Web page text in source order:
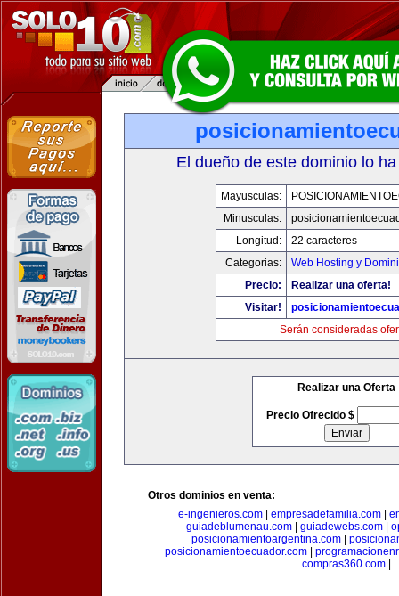
El dueño de este dominio lo
Mayusculas:
Minusculas:
Longitud:
22 caracteres
Categorias:
Web Hosting y
Precio:
Realizar una oferta!
Visitar!
Serán consideradas
Realizar una Oferta
Precio Ofrecido $
Otros dominios en venta:
e-ingenieros.com
empresadefamilia.com
guiadeblumenau.com| guiadewebs.com|
posicionamientoargentina.com|
posicionamientoecuador.com
compras360.com